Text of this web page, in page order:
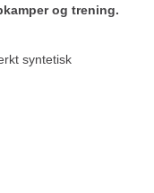
og trening.
syntetisk